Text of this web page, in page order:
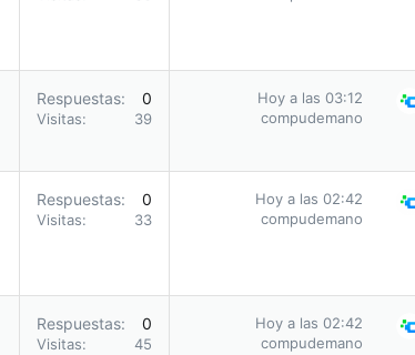
Respuestas 0
Visitas 39
Hoy a las 03:12
compudemano
Respuestas 0
Visitas 33
Hoy a las 02:42
compudemano
Respuestas 0
Visitas 45
Hoy a las 02:42
compudemano